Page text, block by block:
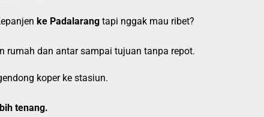
ke Padalarang tapi nggak mau ribet?
rumah dan antar sampai tujuan tanpa repot.
koper ke stasiun.
tenang.